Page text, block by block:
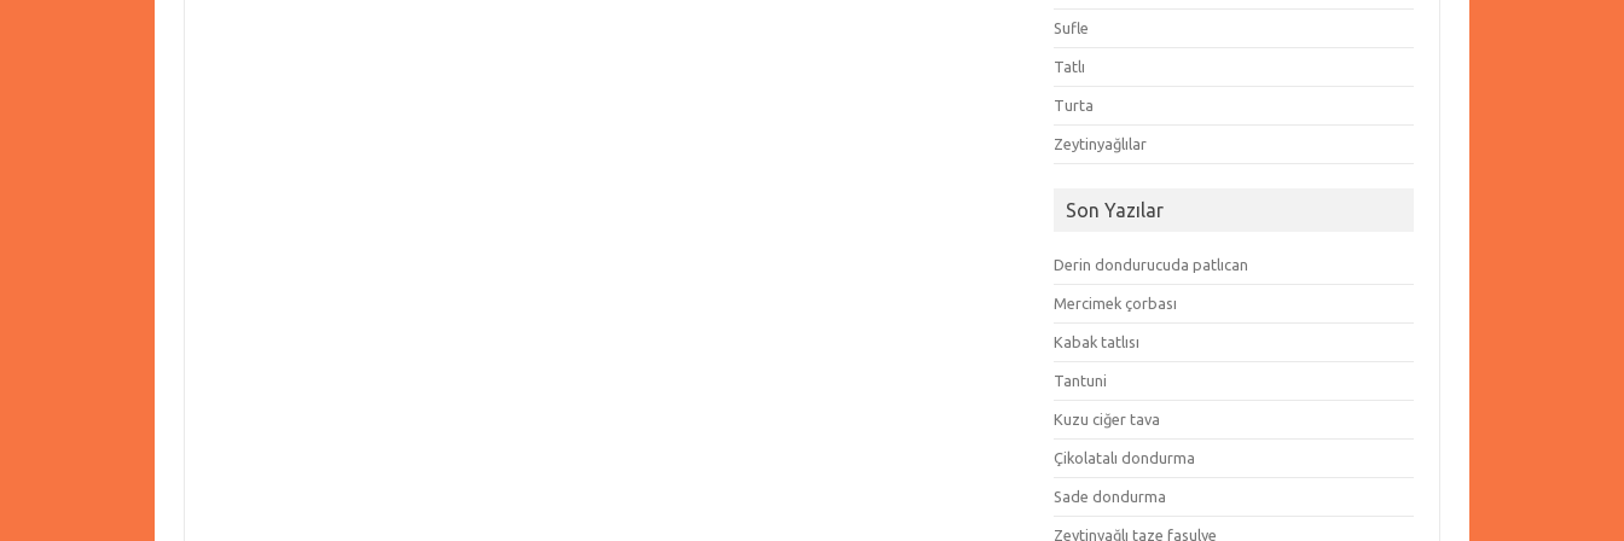
Sufle
Tatlı
Turta
Zeytinyağlılar
Son Yazılar
Derin dondurucuda patlıcan
Mercimek çorbası
Kabak tatlısı
Tantuni
Kuzu ciğer tava
Çikolatalı dondurma
Sade dondurma
Zeytinyağlı taze fasulye